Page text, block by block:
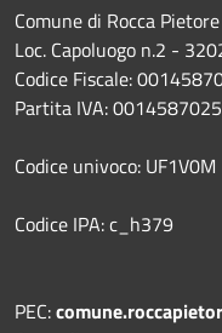
Comune di Rocca Pietore
Loc. Capoluogo n.2 -
Codice Fiscale:
Partita IVA:
Codice univoco: UF1V0M
Codice IPA: c_h379
PEC: